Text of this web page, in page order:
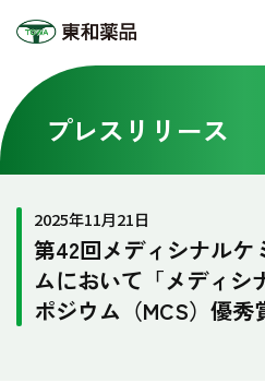
プレスリリース
2025年11月21日
第42回メディシナルケ
ムにおいて「メディシ
ポジウム（MCS）優秀